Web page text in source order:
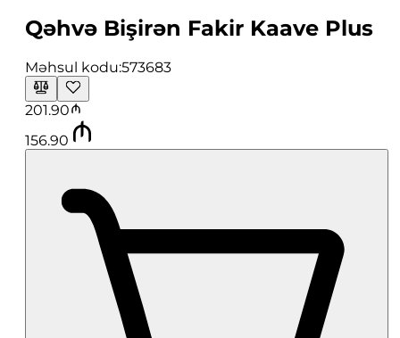
Qəhvə Bişirən Fakir Kaave Plus
Məhsul kodu:573683
201.90
156.90